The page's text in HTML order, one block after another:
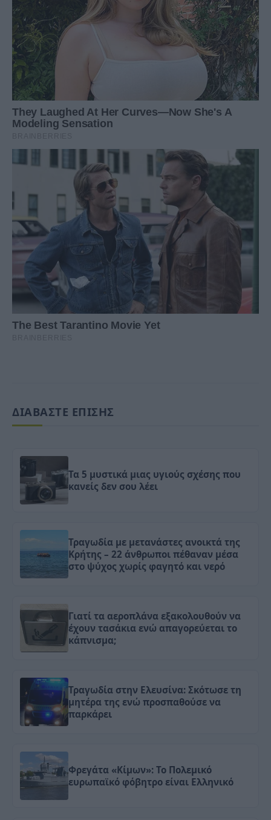
ΔΙΑΒΑΣΤΕ ΕΠΙΣΗΣ
Τα 5 μυστικά μιας υγιούς σχέσης που
κανείς δεν σου λέει
Τραγωδία με μετανάστες ανοικτά της
Κρήτης – 22 άνθρωποι πέθαναν μέσα
στο ψύχος χωρίς φαγητό και νερό
Γιατί τα αεροπλάνα εξακολουθούν να
έχουν τασάκια ενώ απαγορεύεται το
κάπνισμα;
Τραγωδία στην Ελευσίνα: Σκότωσε τη
μητέρα της ενώ προσπαθούσε να
παρκάρει
Φρεγάτα «Κίμων»: Το Πολεμικό
ευρωπαϊκό φόβητρο είναι Ελληνικό